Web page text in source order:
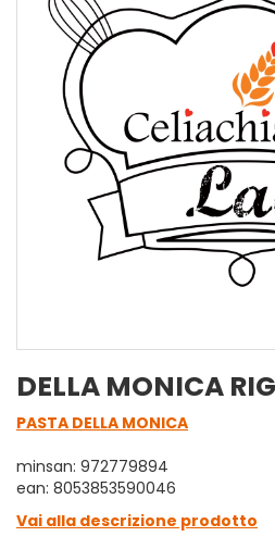
DELLA MONICA
PASTA DELLA MONICA
minsan: 972779894
ean: 8053853590046
Vai alla descrizione prodotto